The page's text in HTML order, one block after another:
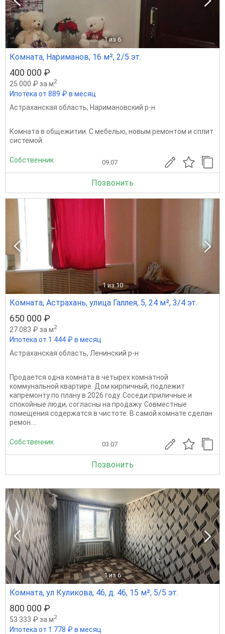
1 из 6
Комната, Нариманов, 16 м², 2/5 эт.
400 000 ₽
25 000 ₽ за м2
Ипотека от 889 ₽ в месяц
Астраханская область, Наримановский р-н
Комната в общежитии. С мебелью, новым ремонтом и сплит
системой
Собственник 09.07
Позвонить
1 из 10
Комната, Астрахань, улица Галлея, 5, 24 м², 3/4 эт.
650 000 ₽
27 083 ₽ за м2
Ипотека от 1 444 ₽ в месяц
Астраханская область, Ленинский р-н
Продается одна комната в четырех комнатной
коммунальной квартире. Дом кирпичный, подлежит
капремонту по плану в 2026 году. Соседи приличные и
спокойные люди, согласны на продажу. Совместные
помещения содержатся в чистоте. В самой комнате сделан
ремон....
Собственник 03.07
Позвонить
1 из 6
Комната, ул Куликова, 46, д. 46, 15 м², 5/5 эт.
800 000 ₽
53 333 ₽ за м2
Ипотека от 1 778 ₽ в месяц